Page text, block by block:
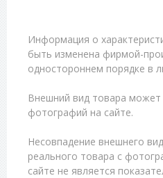
Информация о
быть изменена фирмой-
одностороннем порядке в
Внешний вид товара может
фотографий на сайте.
Несовпадение внешнего
реального товара с
сайте не является